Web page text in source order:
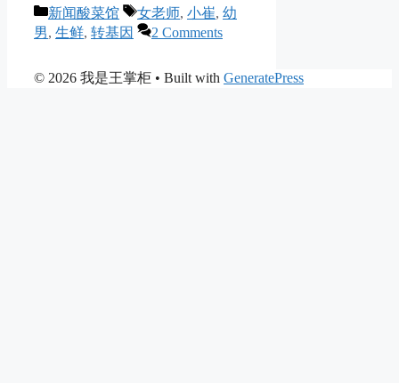
Categories
新闻酸菜馆 Tags
女老师, 小崔, 幼
男, 生鲜, 转基因 2 Comments
© 2026 我是王掌柜 • Built with GeneratePress